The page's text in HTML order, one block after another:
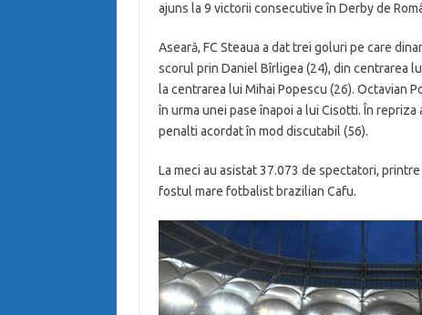
ajuns la 9 victorii consecutive în Derby de
Aseară, FC Steaua a dat trei goluri pe care
scorul prin Daniel Bîrligea (24), din centrarea
la centrarea lui Mihai Popescu (26). Octavian
în urma unei pase înapoi a lui Cisotti. În
penalti acordat în mod discutabil (56).
La meci au asistat 37.073 de spectatori,
fostul mare fotbalist brazilian Cafu.